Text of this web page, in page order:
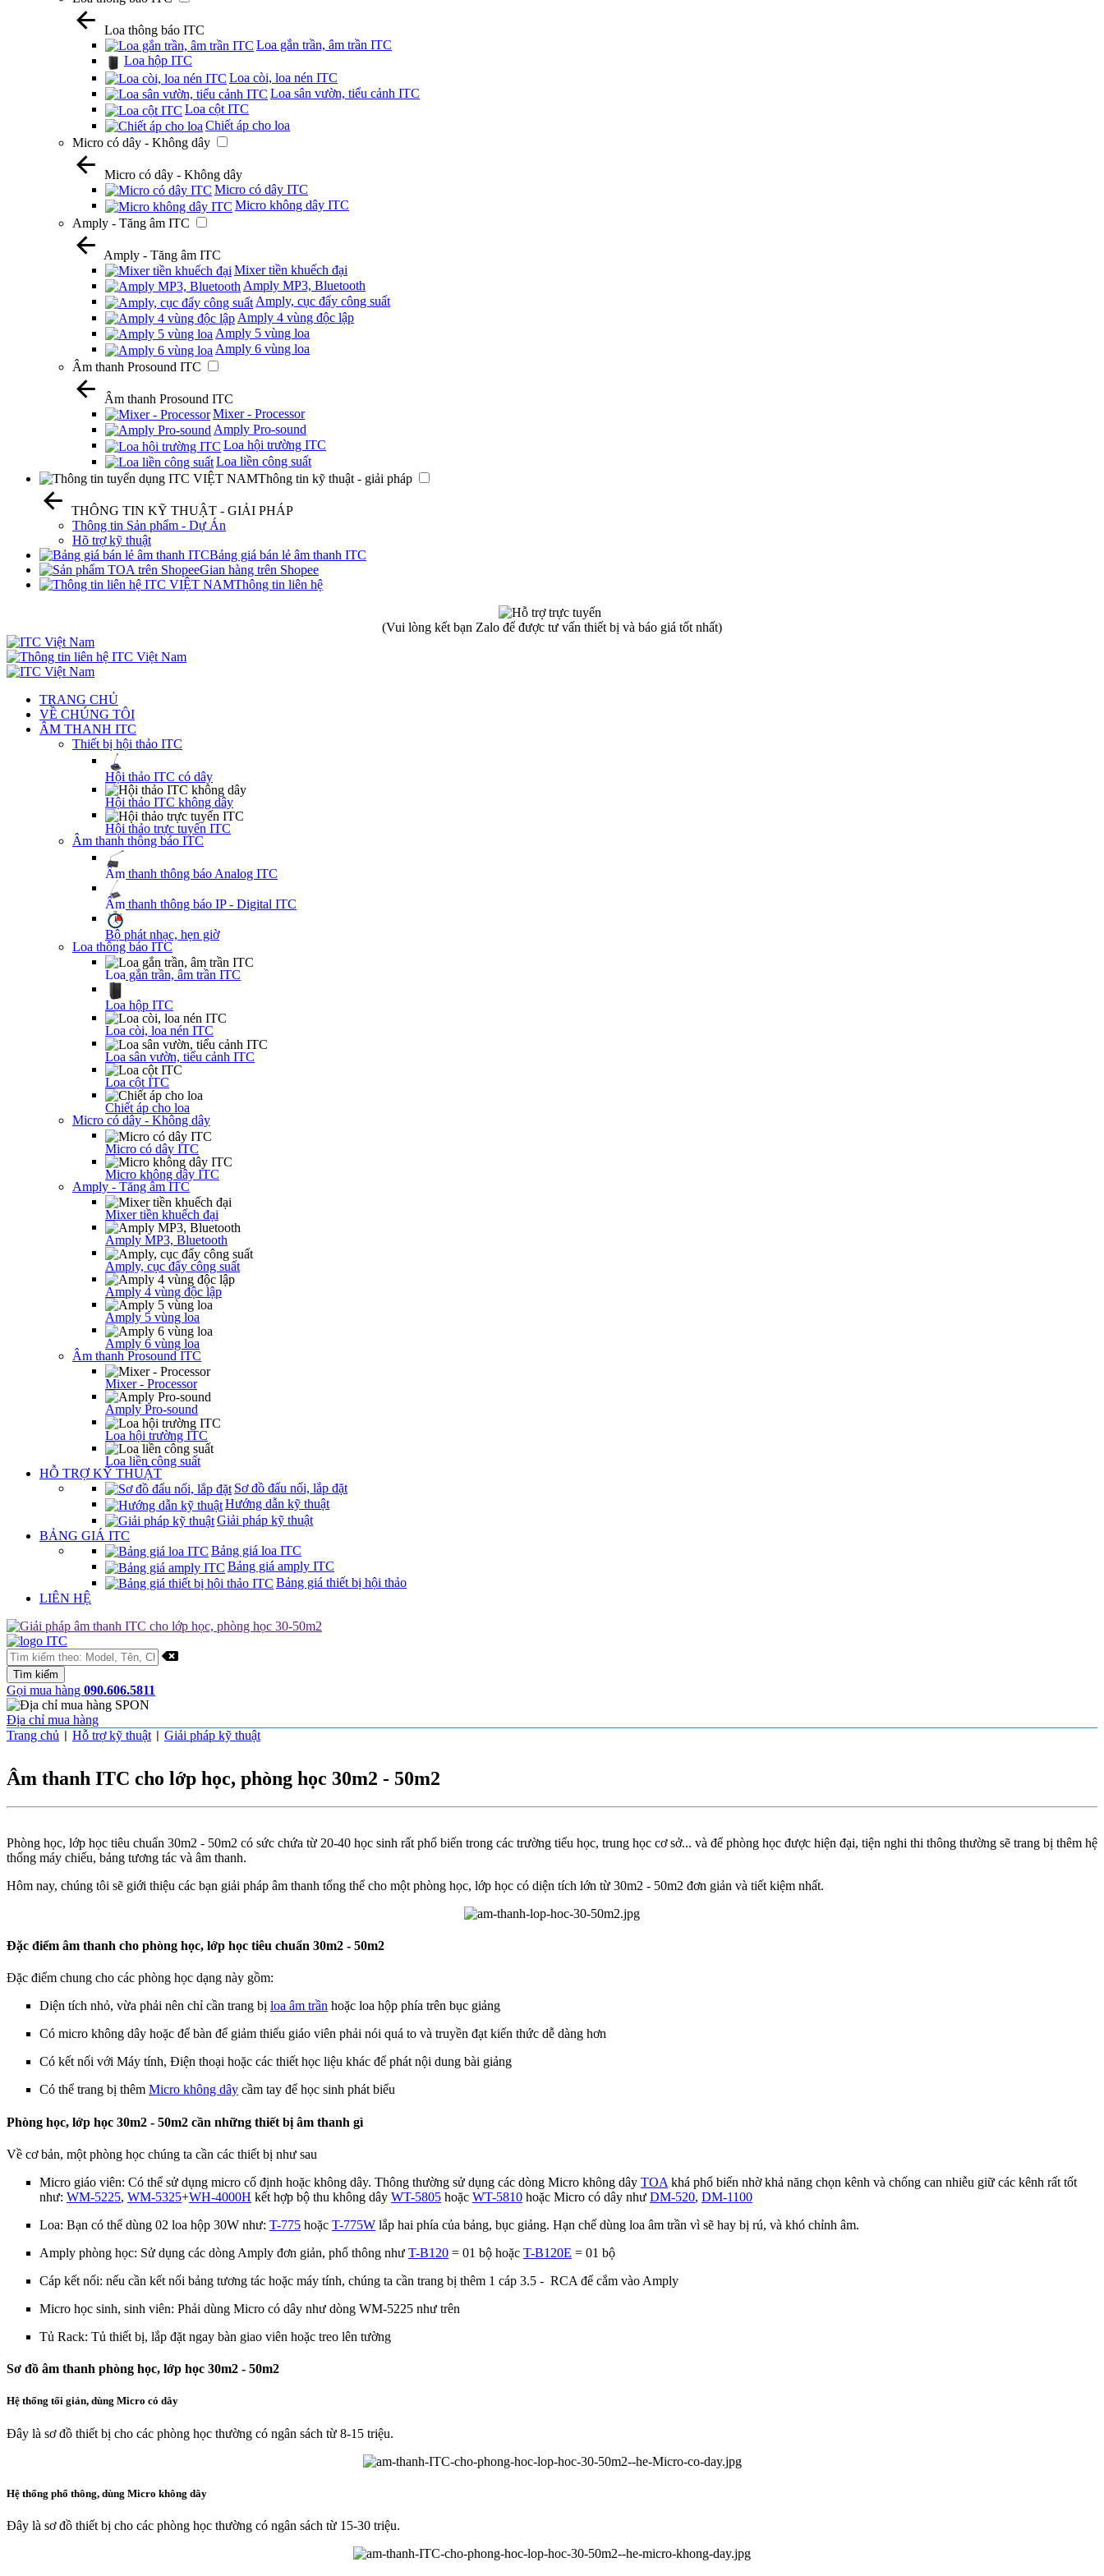
Loa thông báo ITC
Loa gắn trần, âm trần ITC
Loa hộp ITC
Loa còi, loa nén ITC
Loa sân vườn, tiểu cảnh ITC
Loa cột ITC
Chiết áp cho loa
Micro có dây - Không dây
Micro có dây - Không dây
Micro có dây ITC
Micro không dây ITC
Amply - Tăng âm ITC
Amply - Tăng âm ITC
Mixer tiền khuếch đại
Amply MP3, Bluetooth
Amply, cục đẩy công suất
Amply 4 vùng độc lập
Amply 5 vùng loa
Amply 6 vùng loa
Âm thanh Prosound ITC
Âm thanh Prosound ITC
Mixer - Processor
Amply Pro-sound
Loa hội trường ITC
Loa liền công suất
Thông tin kỹ thuật - giải pháp
THÔNG TIN KỸ THUẬT - GIẢI PHÁP
Thông tin Sản phẩm - Dự Án
Hõ trợ kỹ thuật
Bảng giá bán lẻ âm thanh ITC
Gian hàng trên Shopee
Thông tin liên hệ
(Vui lòng kết bạn Zalo để được tư vấn thiết bị và báo giá tốt nhất)
TRANG CHỦ
VỀ CHÚNG TÔI
ÂM THANH ITC
Thiết bị hội thảo ITC
Hội thảo ITC có dây
Hội thảo ITC không dây
Hội thảo trực tuyến ITC
Âm thanh thông báo ITC
Âm thanh thông báo Analog ITC
Âm thanh thông báo IP - Digital ITC
Bộ phát nhạc, hẹn giờ
Loa thông báo ITC
Loa gắn trần, âm trần ITC
Loa hộp ITC
Loa còi, loa nén ITC
Loa sân vườn, tiểu cảnh ITC
Loa cột ITC
Chiết áp cho loa
Micro có dây - Không dây
Micro có dây ITC
Micro không dây ITC
Amply - Tăng âm ITC
Mixer tiền khuếch đại
Amply MP3, Bluetooth
Amply, cục đẩy công suất
Amply 4 vùng độc lập
Amply 5 vùng loa
Amply 6 vùng loa
Âm thanh Prosound ITC
Mixer - Processor
Amply Pro-sound
Loa hội trường ITC
Loa liền công suất
HỖ TRỢ KỸ THUẬT
Sơ đồ đấu nối, lắp đặt
Hướng dẫn kỹ thuật
Giải pháp kỹ thuật
BẢNG GIÁ ITC
Bảng giá loa ITC
Bảng giá amply ITC
Bảng giá thiết bị hội thảo
LIÊN HỆ
Gọi mua hàng 090.606.5811
Địa chỉ mua hàng
Trang chủ
Hỗ trợ kỹ thuật Giải pháp kỹ thuật
Âm thanh ITC cho lớp học, phòng học 30m2 - 50m2
Phòng học, lớp học tiêu chuẩn 30m2 - 50m2 có sức chứa từ 20-40 học sinh rất phổ biến trong các trường tiểu học, trung học cơ sở... và để phòng học được hiện đại, tiện nghi thi thông thường sẽ trang bị thêm hệ
thống máy chiếu, bảng tương tác và âm thanh.
Hôm nay, chúng tôi sẽ giới thiệu các bạn giải pháp âm thanh tổng thể cho một phòng học, lớp học có diện tích lớn từ 30m2 - 50m2 đơn giản và tiết kiệm nhất.
Đặc điểm âm thanh cho phòng học, lớp học tiêu chuẩn 30m2 - 50m2
Đặc điểm chung cho các phòng học dạng này gồm:
Diện tích nhỏ, vừa phải nên chỉ cần trang bị loa âm trần hoặc loa hộp phía trên bục giảng
Có micro không dây hoặc để bàn để giảm thiểu giáo viên phải nói quá to và truyền đạt kiến thức dễ dàng hơn
Có kết nối với Máy tính, Điện thoại hoặc các thiết học liệu khác để phát nội dung bài giảng
Có thể trang bị thêm Micro không dây cầm tay để học sinh phát biểu
Phòng học, lớp học 30m2 - 50m2 cần những thiết bị âm thanh gì
Về cơ bản, một phòng học chúng ta cần các thiết bị như sau
Micro giáo viên: Có thể sử dụng micro cố định hoặc không dây. Thông thường sử dụng các dòng Micro không dây TOA khá phổ biến nhờ khả năng chọn kênh và chống can nhiễu giữ các kênh rất tốt
như: WM-5225, WM-5325+WH-4000H kết hợp bộ thu không dây WT-5805 hoặc WT-5810 hoặc Micro có dây như DM-520, DM-1100
Loa: Bạn có thể dùng 02 loa hộp 30W như: T-775 hoặc T-775W lắp hai phía của bảng, bục giảng. Hạn chế dùng loa âm trần vì sẽ hay bị rú, và khó chỉnh âm.
Amply phòng học: Sử dụng các dòng Amply đơn giản, phổ thông như T-B120 = 01 bộ hoặc T-B120E = 01 bộ
Cáp kết nối: nếu cần kết nối bảng tương tác hoặc máy tính, chúng ta cần trang bị thêm 1 cáp 3.5 - RCA để cắm vào Amply
Micro học sinh, sinh viên: Phải dùng Micro có dây như dòng WM-5225 như trên
Tủ Rack: Tủ thiết bị, lắp đặt ngay bàn giao viên hoặc treo lên tường
Sơ đồ âm thanh phòng học, lớp học 30m2 - 50m2
Hệ thống tối giản, dùng Micro có dây
Đây là sơ đồ thiết bị cho các phòng học thường có ngân sách từ 8-15 triệu.
Hệ thống phổ thông, dùng Micro không dây
Đây là sơ đồ thiết bị cho các phòng học thường có ngân sách từ 15-30 triệu.